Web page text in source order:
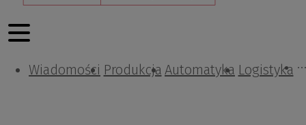
Wiadomości Produkcja Automatyka Logistyka
Projektowanie i konstrukcje
Zarządzanie i IT
Tematy specjalne